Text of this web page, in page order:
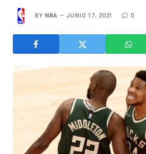
BY NBA JUNIO 17, 2021 0